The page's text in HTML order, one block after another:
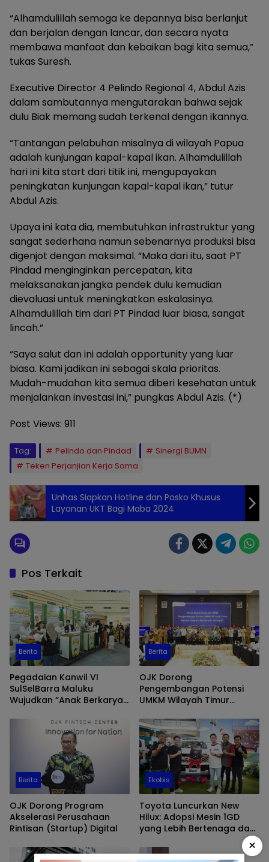
“Alhamdulillah semoga ke depannya bisa berlanjut
dan berjalan dengan lancar, dan secara nyata
membawa manfaat dan kebaikan bagi kita semua,”
tukas Suresh.
Executive Director 4 Pelindo Regional 4, Abdul Azis
dalam sambutannya mengutarakan bahwa sejak
dulu Biak memang sudah terkenal dengan ikannya.
“Tantangan pelabuhan misalnya di wilayah Papua
adalah kunjungan kapal-kapal ikan. Alhamdulillah
hari ini kita start dari titik ini, mengupayakan
peningkatan kunjungan kapal-kapal ikan,” tutur
Abdul Azis.
Upaya ini kata dia, membutuhkan infrastruktur yang
sangat sederhana namun sebenarnya produksi bisa
digenjot dengan maksimal. “Maka dari itu, saat PT
Pindad menginginkan percepatan, kita
melaksanakan jangka pendek dulu kemudian
dievaluasi untuk meningkatkan eskalasinya.
Alhamdulillah tim dari PT Pindad luar biasa, sangat
lincah.”
“Saya salut dan ini adalah opportunity yang luar
biasa. Kami jadikan ini sebagai skala prioritas.
Mudah-mudahan kita semua diberi kesehatan untuk
menjalankan investasi ini,” pungkas Abdul Azis. (*)
Post Views: 911
Tag: Pelindo dan Pindad
Sinergi BUMN
Teken Perjanjian Kerja Sama
Unhas Siapkan Hotline dan Posko Khusus
Layanan UKT Bagi Maba 2024
Pos Terkait
Berita
Pegadaian Kanwil VI
SulSelBarra Maluku
Wujudkan “Anak Berkarya,
Pameran UMKM dan Bazar
Berita
OJK Dorong
Pengembangan Potensi
UMKM Wilayah Timur
Keuangan
Berita
OJK Dorong Program
Akselerasi Perusahaan
Rintisan (Startup) Digital
Ekobis
Toyota Luncurkan New
Hilux: Adopsi Mesin 1GD
yang Lebih Bertenaga dan
Desain Lebih Gagah, Siap
Dukung Produktivitas dan×